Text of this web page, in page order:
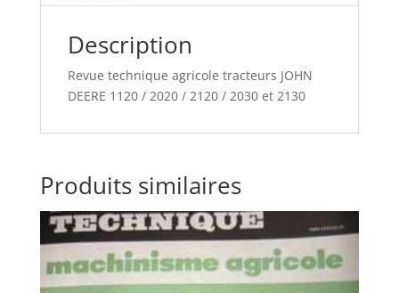
/
Description
Revue technique agricole tracteurs JOHN
DEERE 1120 / 2020 / 2120 / 2030 et 2130
Produits similaires